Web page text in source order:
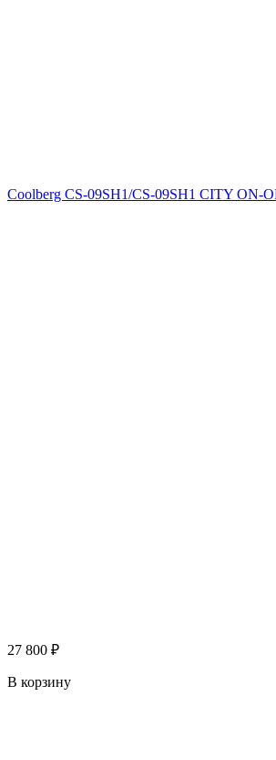
Coolberg CS-09SH1/CS-09SH1 CITY ON-
27 800 ₽
В корзину